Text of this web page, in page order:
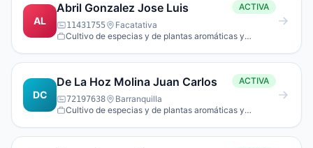
AL
Abril Gonzalez Jose Luis ACTIVA
11431755
Facatativa
Cultivo de especias y de plantas aromáticas y
DC
De La Hoz Molina Juan Carlos ACTIVA
72197638
Barranquilla
Cultivo de especias y de plantas aromáticas y